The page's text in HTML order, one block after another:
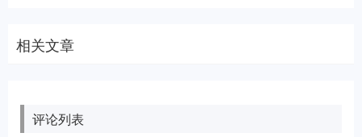
相关文章
评论列表